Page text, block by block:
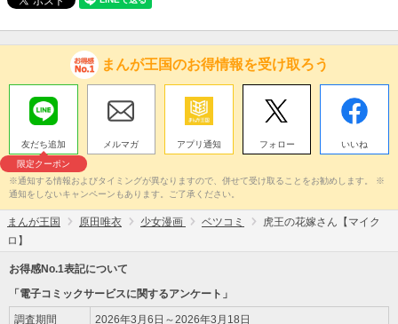
まんが王国のお得情報を受け取ろう
友だち追加
限定クーポン
メルマガ アプリ通知 フォロー いいね
※通知する情報およびタイミングが異なりますので、併せて受け取ることをお勧めします。 ※
通知をしないキャンペーンもあります。ご了承ください。
まんが王国 原田唯衣 少女漫画 ベツコミ
虎王の花嫁さん【マイク
ロ】
お得感No.1表記について
「電子コミックサービスに関するアンケート」
調査期間 2026年3月6日～2026年3月18日